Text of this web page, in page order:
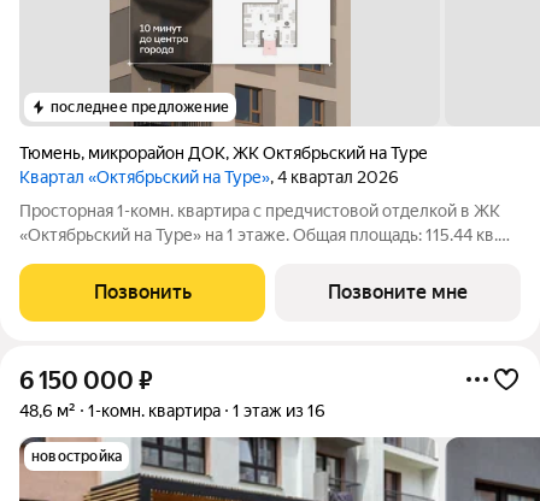
последнее предложение
Тюмень, микрорайон ДОК,ЖК Октябрьский на Туре
Квартал «Октябрьский на Туре», 4 квартал 2026
Просторная 1-комн. квартира с предчистовой отделкой в ЖК
«Октябрьский на Туре» на 1 этаже. Общая площадь: 115.44 кв.м.,
кв.м. Высота потолков 2.7 м. Квартира с кухней-гостиной и
одной
Позвонить Позвоните мне
6 150 000 ₽
48,6 м² 1-комн. квартира 1 этаж из 16
новостройка